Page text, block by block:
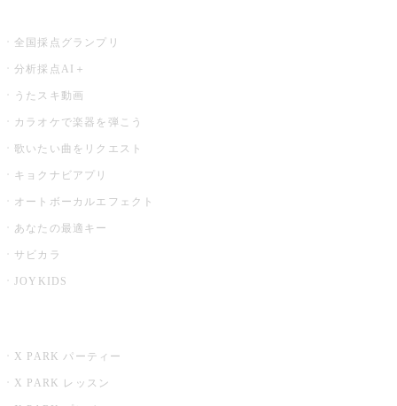
全国採点グランプリ
分析採点AI＋
うたスキ動画
カラオケで楽器を弾こう
歌いたい曲をリクエスト
キョクナビアプリ
オートボーカルエフェクト
あなたの最適キー
サビカラ
JOYKIDS
X PARK パーティー
X PARK レッスン